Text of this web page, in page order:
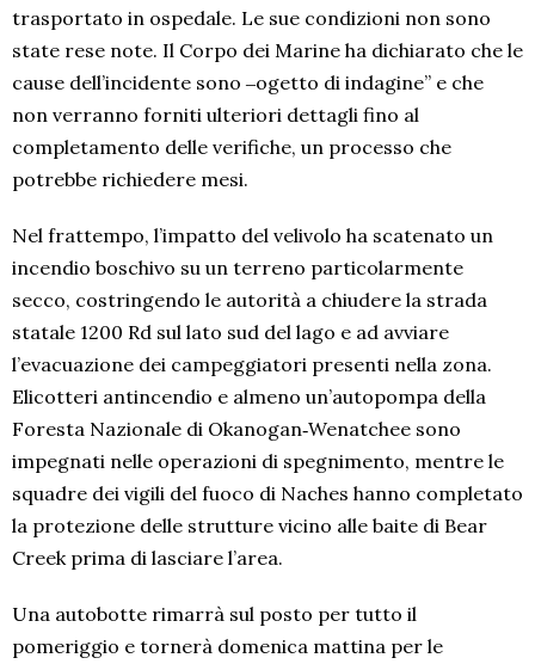
trasportato in ospedale. Le sue condizioni non sono
state rese note. Il Corpo dei Marine ha dichiarato che le
cause dell’incidente sono ‒ogetto di indagine” e che
non verranno forniti ulteriori dettagli fino al
completamento delle verifiche, un processo che
potrebbe richiedere mesi.
Nel frattempo, l’impatto del velivolo ha scatenato un
incendio boschivo su un terreno particolarmente
secco, costringendo le autorità a chiudere la strada
statale 1200 Rd sul lato sud del lago e ad avviare
l’evacuazione dei campeggiatori presenti nella zona.
Elicotteri antincendio e almeno un’autopompa della
Foresta Nazionale di Okanogan‑Wenatchee sono
impegnati nelle operazioni di spegnimento, mentre le
squadre dei vigili del fuoco di Naches hanno completato
la protezione delle strutture vicino alle baite di Bear
Creek prima di lasciare l’area.
Una autobotte rimarrà sul posto per tutto il
pomeriggio e tornerà domenica mattina per le